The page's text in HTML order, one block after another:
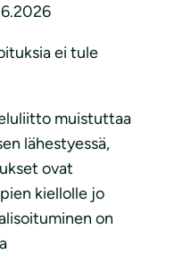
ei tule
muistuttaa
lähestyessä,
ovat
kiellolle jo
on